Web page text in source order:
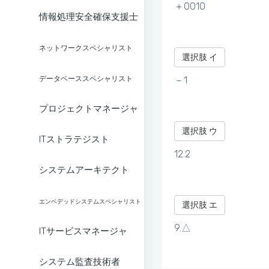
情報処理安全確保支援士
ネットワークスペシャリスト
データベーススペシャリスト
プロジェクトマネージャ
ITストラテジスト
システムアーキテクト
エンベデッドシステムスペシャリスト
ITサービスマネージャ
システム監査技術者
＋0010
選択肢 イ
－1
選択肢 ウ
12.2
選択肢 エ
9.△